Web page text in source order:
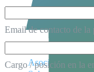
Asociados
Email de contacto de la
Cargo / posición en la